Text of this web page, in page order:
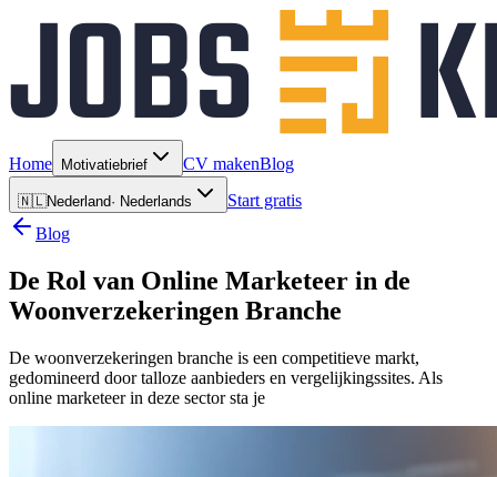
Home Motivatiebrief CV makenBlog
🇳🇱Nederland· Nederlands
Start gratis
Blog
De Rol van Online Marketeer in de
Woonverzekeringen Branche
De woonverzekeringen branche is een competitieve markt,
gedomineerd door talloze aanbieders en vergelijkingssites. Als
online marketeer in deze sector sta je